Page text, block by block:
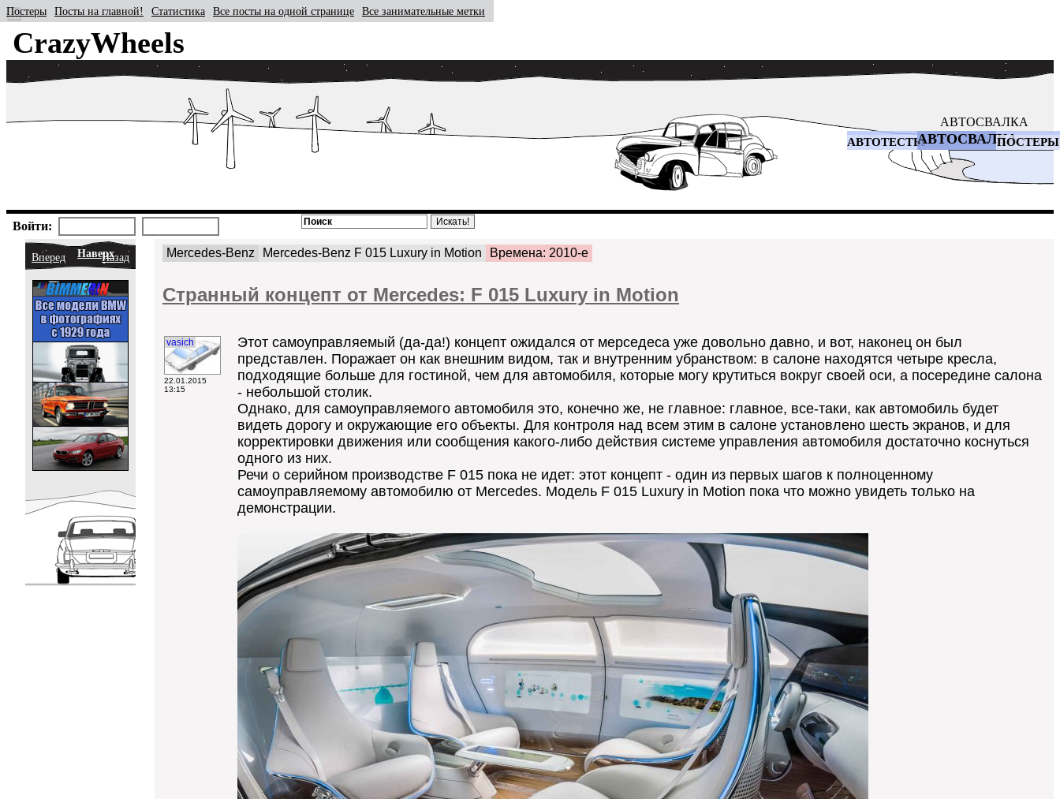
CrazyWheels
АВТОСВАЛКА
АВТОТЕСТЫАВТОСВАЛКАПОСТЕРЫ
Постеры Посты на главной! Статистика Все посты на одной странице Все занимательные метки
Войти:
Вперед НаверхНазад Mercedes-Benz Mercedes-Benz F 015 Luxury in Motion Времена: 2010-е
Странный концепт от Mercedes: F 015 Luxury in Motion
vasich
22.01.2015
13:15
Этот самоуправляемый (да-да!) концепт ожидался от мерседеса уже довольно давно, и вот, наконец он был
представлен. Поражает он как внешним видом, так и внутренним убранством: в салоне находятся четыре кресла,
подходящие больше для гостиной, чем для автомобиля, которые могу крутиться вокруг своей оси, а посередине салона
- небольшой столик.
Однако, для самоуправляемого автомобиля это, конечно же, не главное: главное, все-таки, как автомобиль будет
видеть дорогу и окружающие его объекты. Для контроля над всем этим в салоне установлено шесть экранов, и для
корректировки движения или сообщения какого-либо действия системе управления автомобиля достаточно коснуться
одного из них.
Речи о серийном производстве F 015 пока не идет: этот концепт - один из первых шагов к полноценному
самоуправляемому автомобилю от Mercedes. Модель F 015 Luxury in Motion пока что можно увидеть только на
демонстрации.